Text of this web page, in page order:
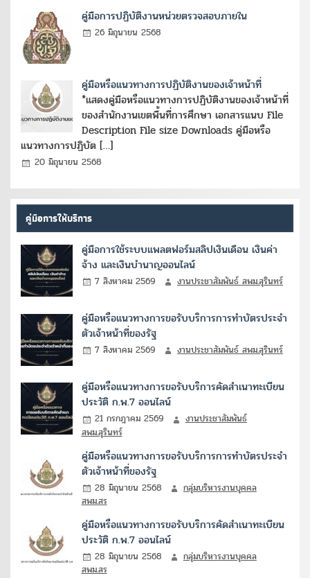
คู่มือการปฏิบัติงานหน่วยตรวจสอบภายใน
26 มิถุนายน 2568
คู่มือหรือแนวทางการปฏิบัติงานของเจ้าหน้าที่
*แสดงคู่มือหรือแนวทางการปฏิบัติงานของเจ้าหน้าที่
ของสำนักงานเขตพื้นที่การศึกษา เอกสารแนบ File
Description File size Downloads คู่มือหรือ
แนวทางการปฏิบัต […]
20 มิถุนายน 2568
คู่มือการให้บริการ
คู่มือการใช้ระบบแพลตฟอร์มสลิปเงินเดือน เงินค่า
จ้าง และเงินบำนาญออนไลน์
7 สิงหาคม 2569 งานประชาสัมพันธ์ สพม.สุรินทร์
คู่มือหรือแนวทางการขอรับบริการการทำบัตรประจำ
ตัวเจ้าหน้าที่ของรัฐ
7 สิงหาคม 2569 งานประชาสัมพันธ์ สพม.สุรินทร์
คู่มือหรือแนวทางการขอรับบริการคัดสำเนาทะเบียน
ประวัติ ก.พ.7 ออนไลน์
21 กรกฎาคม 2569
งานประชาสัมพันธ์
สพม.สุรินทร์
คู่มือหรือแนวทางการขอรับบริการการทำบัตรประจำ
ตัวเจ้าหน้าที่ของรัฐ
28 มิถุนายน 2568
กลุ่มบริหารงานบุคคล
สพม.สร
คู่มือหรือแนวทางการขอรับบริการคัดสำเนาทะเบียน
ประวัติ ก.พ.7 ออนไลน์
28 มิถุนายน 2568
กลุ่มบริหารงานบุคคล
สพม.สร